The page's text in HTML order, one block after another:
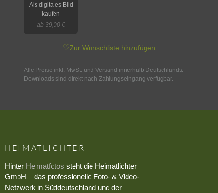
Als digitales Bild
kaufen
ab 39,00 €
♡Zur Wunschliste hinzufügen
Alle Preise inkl. MwSt. und Versand innerhalb Deutschlands.
Downloads sind direkt nach Zahlungseingang verfügbar.
HEIMATLICHTER
Hinter Heimatfotos steht die Heimatlichter
GmbH – das professionelle Foto- & Video-
Netzwerk in Süddeutschland und der